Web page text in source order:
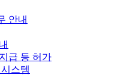
안내
급 등 허가
스템